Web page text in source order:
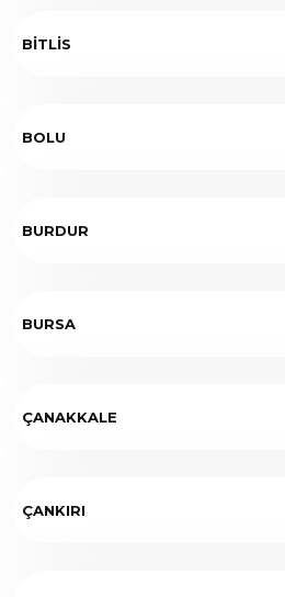
BİTLİS
BOLU
BURDUR
BURSA
ÇANAKKALE
ÇANKIRI